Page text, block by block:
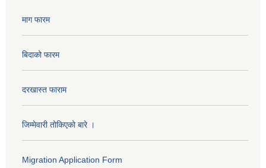
माग फारम
बिदाको फारम
दरखास्त फाराम
जिम्मेवारी तोकिएको बारे ।
Migration Application Form